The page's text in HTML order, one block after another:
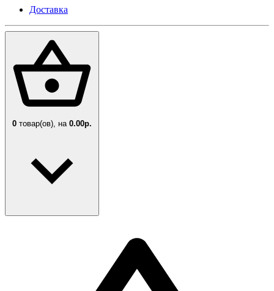
Доставка
0 товар(ов), на 0.00р.